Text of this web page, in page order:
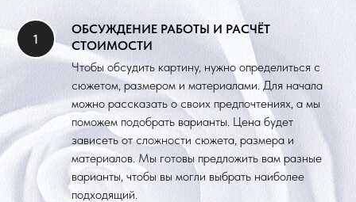
ОБСУЖДЕНИЕ РАБОТЫ И РАСЧЁТ
СТОИМОСТИ
Чтобы обсудить картину, нужно определиться с
сюжетом, размером и материалами. Для начала
можно рассказать о своих предпочтениях, а мы
поможем подобрать варианты. Цена будет
зависеть от сложности сюжета, размера и
материалов. Мы готовы предложить вам разные
варианты, чтобы вы могли выбрать наиболее
подходящий.